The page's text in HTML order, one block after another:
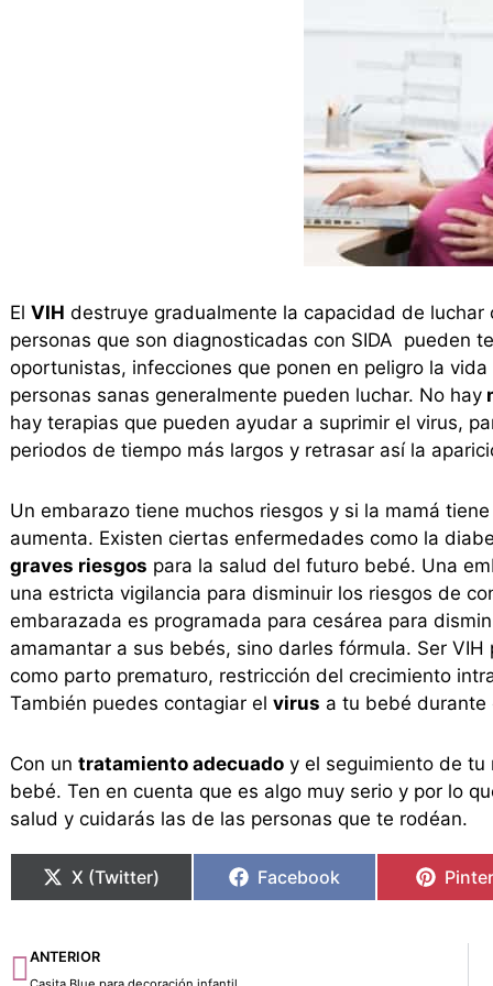
El VIH destruye gradualmente la capacidad de luchar
personas que son diagnosticadas con SIDA pueden
oportunistas, infecciones que ponen en peligro la
personas sanas generalmente pueden luchar. No hay
hay terapias que pueden ayudar a suprimir el virus,
periodos de tiempo más largos y retrasar así la
Un embarazo tiene muchos riesgos y si la mamá
aumenta. Existen ciertas enfermedades como la
graves riesgos para la salud del futuro bebé. Una
una estricta vigilancia para disminuir los riesgos de
embarazada es programada para cesárea para
amamantar a sus bebés, sino darles fórmula. Ser
como parto prematuro, restricción del crecimiento
También puedes contagiar el virus a tu bebé durante
Con un tratamiento adecuadoy el seguimiento de tu
bebé. Ten en cuenta que es algo muy serio y por lo
salud y cuidarás las de las personas que te rodéan.
X (Twitter) Facebook
Ant
ANTERIOR